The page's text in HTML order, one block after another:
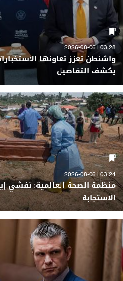
03:28 | 2026-08-06
واشنطن تعزز تعاونها
يكشف التفاصيل
03:24 | 2026-08-06
منظمة الصحة العالمية: تفشي
الاستجابة